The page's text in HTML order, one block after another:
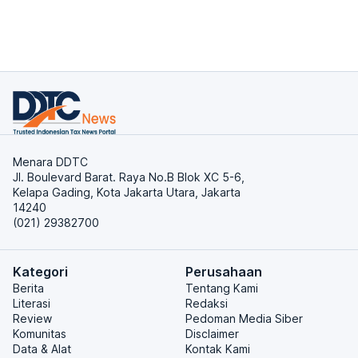
Menara DDTC
Jl. Boulevard Barat. Raya No.B Blok XC 5-6,
Kelapa Gading, Kota Jakarta Utara, Jakarta
14240
(021) 29382700
Kategori
Berita
Literasi
Review
Komunitas
Data & Alat
Perusahaan
Tentang Kami
Redaksi
Pedoman Media Siber
Disclaimer
Kontak Kami